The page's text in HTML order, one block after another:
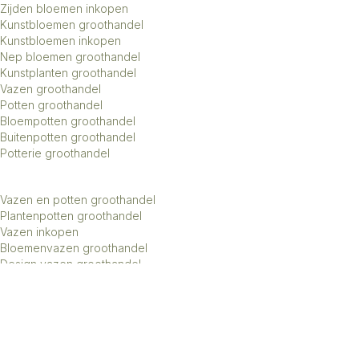
Zijden bloemen inkopen
Kunstbloemen groothandel
Kunstbloemen inkopen
Nep bloemen groothandel
Kunstplanten groothandel
Vazen groothandel
Potten groothandel
Bloempotten groothandel
Buitenpotten groothandel
Potterie groothandel
Vazen en potten groothandel
Plantenpotten groothandel
Vazen inkopen
Bloemenvazen groothandel
Design vazen groothandel